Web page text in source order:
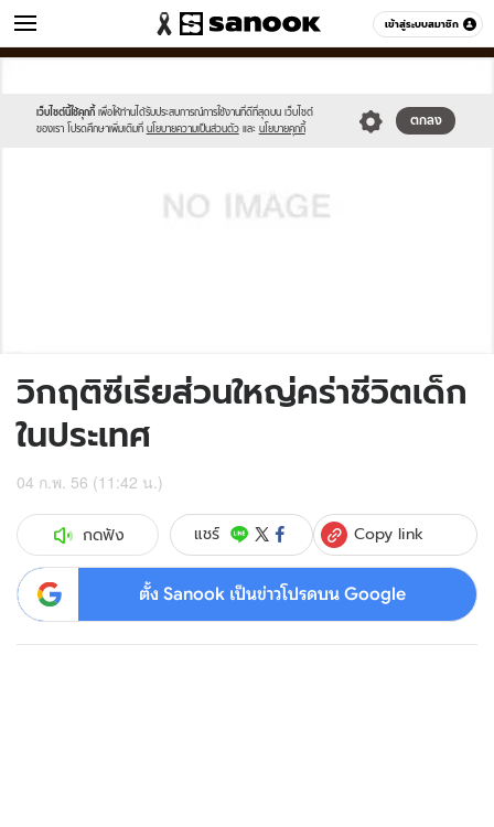
เข้าสู่ระบบสมาชิก
ข่าว หมวดอื่นๆ
เว็บไซต์นี้ใช้คุกกี้ เพื่อให้ท่านได้รับประสบการณ์การใช้งานที่ดีที่สุดบน เว็บไซต์
ของเรา โปรดศึกษาเพิ่มเติมที่ นโยบายความเป็นส่วนตัว และ นโยบายคุกกี้
ตกลง
sanook.png
image.jpg
วิกฤติซีเรียส่วนใหญ่คร่าชีวิตเด็ก
ในประเทศ
04 ก.พ. 56 (11:42 น.)
กดฟัง แชร์ Copy link
ตั้ง Sanook เป็นข่าวโปรดบน Google